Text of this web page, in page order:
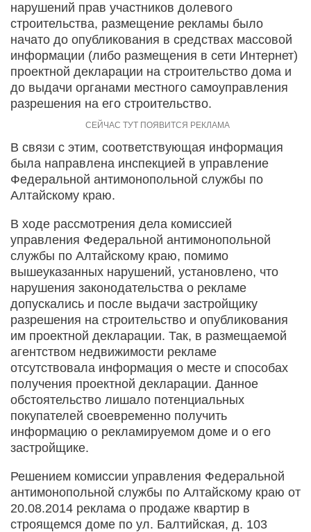
нарушений прав участников долевого
строительства, размещение рекламы было
начато до опубликования в средствах массовой
информации (либо размещения в сети Интернет)
проектной декларации на строительство дома и
до выдачи органами местного самоуправления
разрешения на его строительство.
В связи с этим, соответствующая информация
была направлена инспекцией в управление
Федеральной антимонопольной службы по
Алтайскому краю.
В ходе рассмотрения дела комиссией
управления Федеральной антимонопольной
службы по Алтайскому краю, помимо
вышеуказанных нарушений, установлено, что
нарушения законодательства о рекламе
допускались и после выдачи застройщику
разрешения на строительство и опубликования
им проектной декларации. Так, в размещаемой
агентством недвижимости рекламе
отсутствовала информация о месте и способах
получения проектной декларации. Данное
обстоятельство лишало потенциальных
покупателей своевременно получить
информацию о рекламируемом доме и о его
застройщике.
Решением комиссии управления Федеральной
антимонопольной службы по Алтайскому краю от
20.08.2014 реклама о продаже квартир в
строящемся доме по ул. Балтийская, д. 103